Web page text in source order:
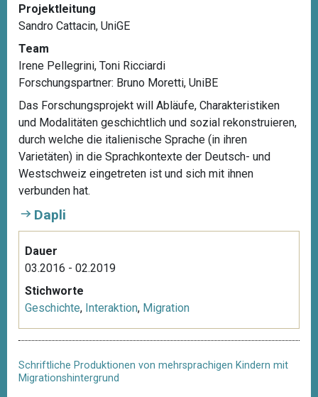
Projektleitung
Sandro Cattacin, UniGE
Team
Irene Pellegrini, Toni Ricciardi
Forschungspartner: Bruno Moretti, UniBE
Das Forschungsprojekt will Abläufe, Charakteristiken
und Modalitäten geschichtlich und sozial rekonstruieren,
durch welche die italienische Sprache (in ihren
Varietäten) in die Sprachkontexte der Deutsch- und
Westschweiz eingetreten ist und sich mit ihnen
verbunden hat.
Dapli
Dauer
03.2016 - 02.2019
Stichworte
Geschichte, Interaktion, Migration
Schriftliche Produktionen von mehrsprachigen Kindern mit
Migrationshintergrund